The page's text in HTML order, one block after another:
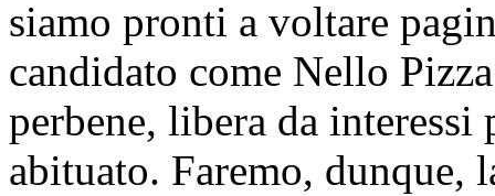
siamo pronti a voltare
candidato come Nello
perbene, libera da
abituato. Faremo, dunque,